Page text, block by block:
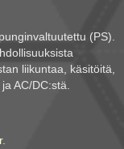
(PS).
liikuntaa, käsitöitä,
AC/DC:stä.
.